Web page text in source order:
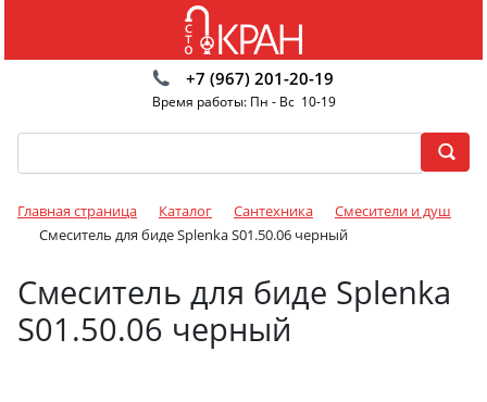
+7 (967) 201-20-19
Время работы: Пн - Вс 10-19
Главная страница Каталог Сантехника
Смесители и душ
Смеситель для биде Splenka S01.50.06 черный
Смеситель для биде Splenka
S01.50.06 черный